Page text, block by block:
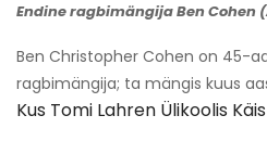
Endine ragbimängija Ben Cohen
Ben Christopher Cohen on 45-
ragbimängija; ta mängis kuus
Kus Tomi Lahren Ülikoolis Käis